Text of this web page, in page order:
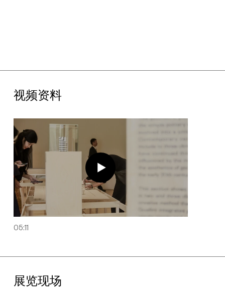
术家吉川周而的《陷入》利用方形、圆形等基本几何元素，构建了
如迷宫，暗示了几何形态的循环与连接，以及现代设计对重复的探
索；加拿大艺术家詹姆斯·肯普的《形态2》突破传统陶瓷造型的限
第三章“冥想之园”则探究陶瓷在人类精神与情感寄托层面的深远意
义和独特表达。通过展现陶瓷在宗教仪式、文化传承和个人冥想中
的多元角色，揭示它作为人类文明的载体如何超越其实用功能，成
为连接物质与精神世界的桥梁。中国香港艺术家黄思达的《一百个
饭碗》中大量相似却又颜色各异的饭碗交错排列，象征着个体与群
体、统一与多样性之间的微妙平衡；日本艺术家新田广美的《钉子
的可供性，由情绪驱动》呈现视觉上的张力，整体布局代表人们情
绪的流动与固化；意大利艺术家塞尔焦·古廖利的《组合》中被重新
解构、扭曲的小提琴形态可被视为人类复杂情感的隐喻；意大利艺
术家罗马诺·马齐尼的《理想都市》通过抽象的几何形态，设想了一
表达自身真实的精神诉求。
此外，本次展览空间突破陶瓷展览传统的呈现形式，与隈研吾建筑
都市设计事务所担纲设计的美术馆建筑相呼应，为传统媒介在当代
视频资料
05:11
展览现场